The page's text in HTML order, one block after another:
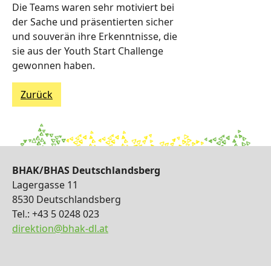
Die Teams waren sehr motiviert bei
der Sache und präsentierten sicher
und souverän ihre Erkenntnisse, die
sie aus der Youth Start Challenge
gewonnen haben.
Zurück
BHAK/BHAS Deutschlandsberg
Lagergasse 11
8530 Deutschlandsberg
Tel.: +43 5 0248 023
direktion@bhak-dl.at